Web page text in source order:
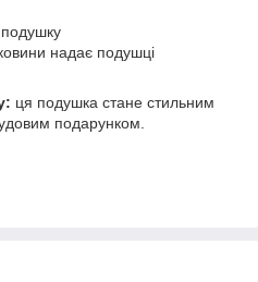
подушку
надає подушці
ця подушка стане стильним
подарунком.